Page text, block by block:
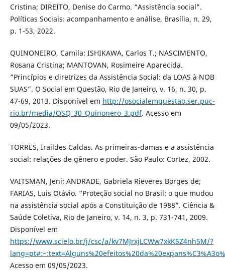
Cristina; DIREITO, Denise do Carmo. “Assistência social”.
Políticas Sociais: acompanhamento e análise, Brasília, n. 29,
p. 1-53, 2022.
QUINONEIRO, Camila; ISHIKAWA, Carlos T.; NASCIMENTO,
Rosana Cristina; MANTOVAN, Rosimeire Aparecida.
“Princípios e diretrizes da Assistência Social: da LOAS à NOB
SUAS”. O Social em Questão, Rio de Janeiro, v. 16, n. 30, p.
47-69, 2013. Disponível em http://osocialemquestao.ser.puc-
rio.br/media/OSQ_30_Quinonero_3.pdf. Acesso em
09/05/2023.
TORRES, Iraildes Caldas. As primeiras-damas e a assistência
social: relações de gênero e poder. São Paulo: Cortez, 2002.
VAITSMAN, Jeni; ANDRADE, Gabriela Rieveres Borges de;
FARIAS, Luis Otávio. “Proteção social no Brasil: o que mudou
na assistência social após a Constituição de 1988”. Ciência &
Saúde Coletiva, Rio de Janeiro, v. 14, n. 3, p. 731-741, 2009.
Disponível em
https://www.scielo.br/j/csc/a/kv7MJrxjLCWw7xkK5Z4nh5M/?
Acesso em 09/05/2023.